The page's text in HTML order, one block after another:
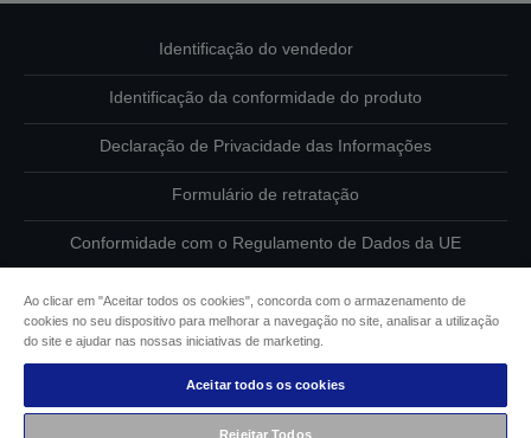
Identificação do vendedor
Identificação da conformidade do produto
Declaração de Privacidade das Informações
Formulário de retratação
Conformidade com o Regulamento de Dados da UE
Informações sobre cookies
Compromisso da Epson para com a acessibilidade
Ao clicar em "Aceitar todos os cookies", concorda com o armazenamento de
cookies no seu dispositivo para melhorar a navegação no site, analisar a utilização
do site e ajudar nas nossas iniciativas de marketing.
Aceitar todos os cookies
Rejeitar Todos